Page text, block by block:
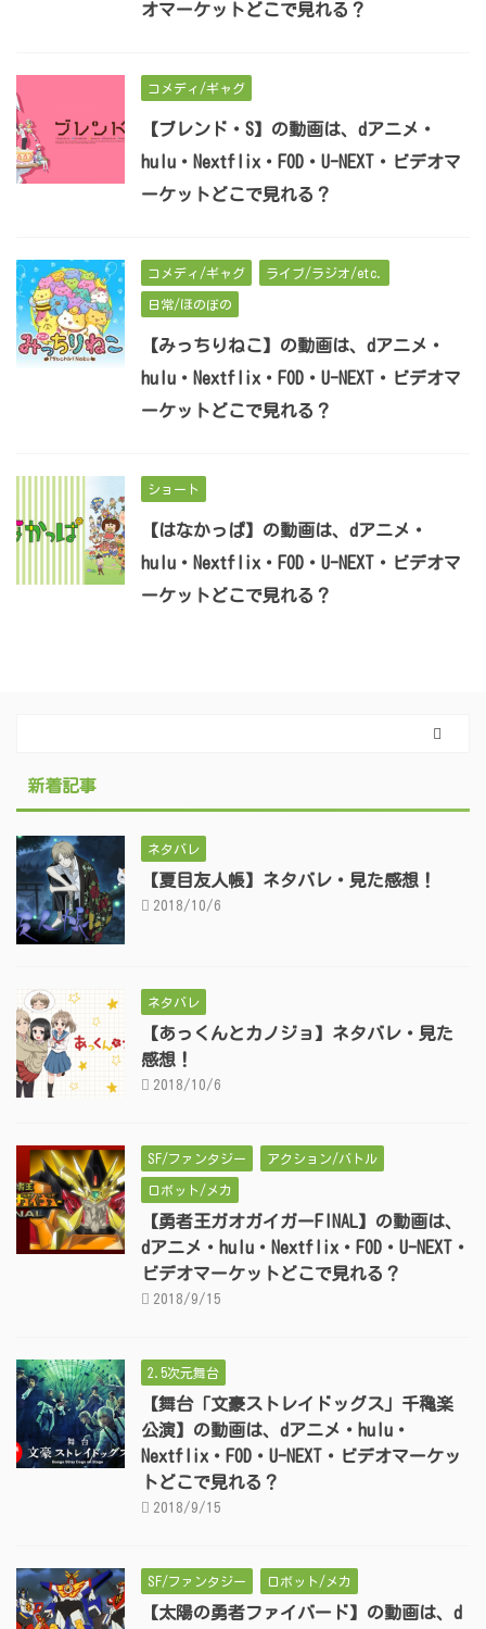
オマーケットどこで見れる？
コメディ/ギャグ
【ブレンド・S】の動画は、dアニメ・
hulu・Nextflix・FOD・U-NEXT・ビデオマ
ーケットどこで見れる？
コメディ/ギャグ ライブ/ラジオ/etc.
日常/ほのぼの
【みっちりねこ】の動画は、dアニメ・
hulu・Nextflix・FOD・U-NEXT・ビデオマ
ーケットどこで見れる？
ショート
【はなかっぱ】の動画は、dアニメ・
hulu・Nextflix・FOD・U-NEXT・ビデオマ
ーケットどこで見れる？
新着記事
ネタバレ
【夏目友人帳】ネタバレ・見た感想！
2018/10/6
ネタバレ
【あっくんとカノジョ】ネタバレ・見た
感想！
2018/10/6
SF/ファンタジー アクション/バトル
ロボット/メカ
【勇者王ガオガイガーFINAL】の動画は、
dアニメ・hulu・Nextflix・FOD・U-NEXT・
ビデオマーケットどこで見れる？
2018/9/15
2.5次元舞台
【舞台「文豪ストレイドッグス」千穐楽
公演】の動画は、dアニメ・hulu・
Nextflix・FOD・U-NEXT・ビデオマーケッ
トどこで見れる？
2018/9/15
SF/ファンタジー ロボット/メカ
【太陽の勇者ファイバード】の動画は、d